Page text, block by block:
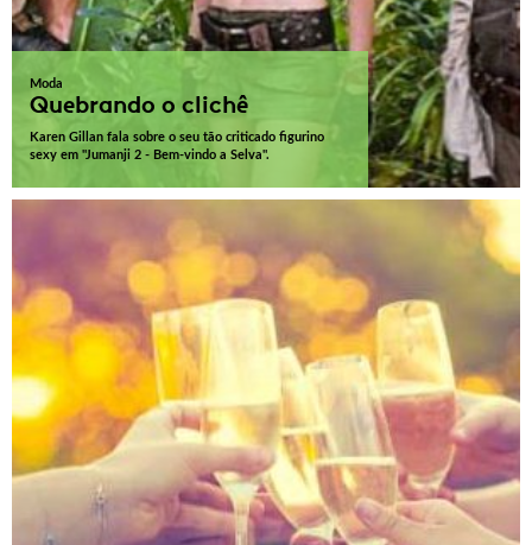
Moda
Quebrando o clichê
Karen Gillan fala sobre o seu tão criticado figurino
sexy em "Jumanji 2 - Bem-vindo a Selva".